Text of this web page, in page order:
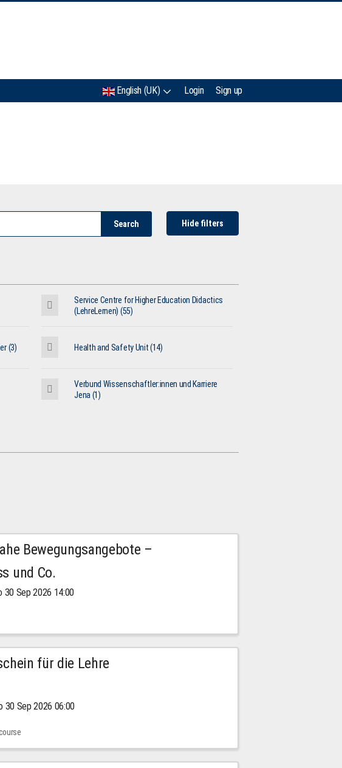
English (UK) Login Sign up
Search Hide filters
Service Centre for Higher Education Didactics
(LehreLernen) (55)
(3) Health and Safety Unit (14)
Verbund Wissenschaftler:innen und Karriere
Jena (1)
Bewegungsangebote –
und Co.
30 Sep 2026 14:00
für die Lehre
30 Sep 2026 06:00